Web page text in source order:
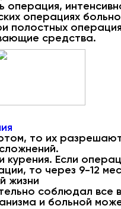
операциях
полостных
средства.
то их
Если
то через 9-12
жизни
соблюдал все
и больной